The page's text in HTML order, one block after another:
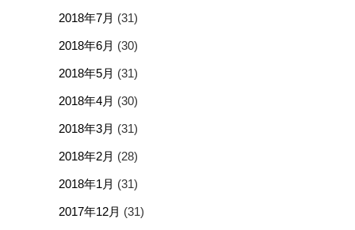
2018年7月 (31)
2018年6月 (30)
2018年5月 (31)
2018年4月 (30)
2018年3月 (31)
2018年2月 (28)
2018年1月 (31)
2017年12月 (31)